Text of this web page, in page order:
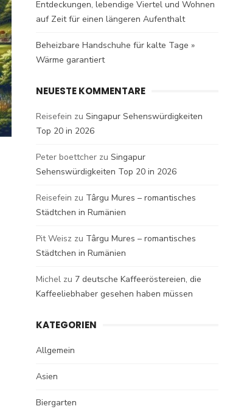
Entdeckungen, lebendige Viertel und Wohnen
auf Zeit für einen längeren Aufenthalt
Beheizbare Handschuhe für kalte Tage »
Wärme garantiert
NEUESTE KOMMENTARE
Reisefein zu Singapur Sehenswürdigkeiten
Top 20 in 2026
Peter boettcher zu Singapur
Sehenswürdigkeiten Top 20 in 2026
Reisefein zu Târgu Mures – romantisches
Städtchen in Rumänien
Pit Weisz zu Târgu Mures – romantisches
Städtchen in Rumänien
Michel zu 7 deutsche Kaffeeröstereien, die
Kaffeeliebhaber gesehen haben müssen
KATEGORIEN
Allgemein
Asien
Biergarten